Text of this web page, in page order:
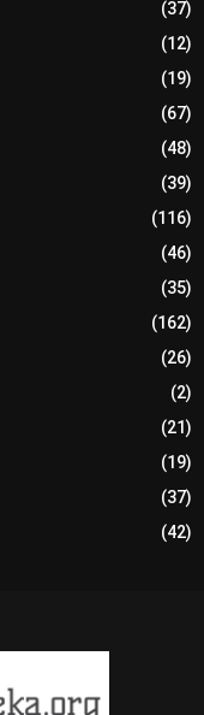
(37)
(12)
(19)
(67)
(48)
(39)
(116)
(46)
(35)
(162)
(26)
(2)
(21)
(19)
(37)
(42)